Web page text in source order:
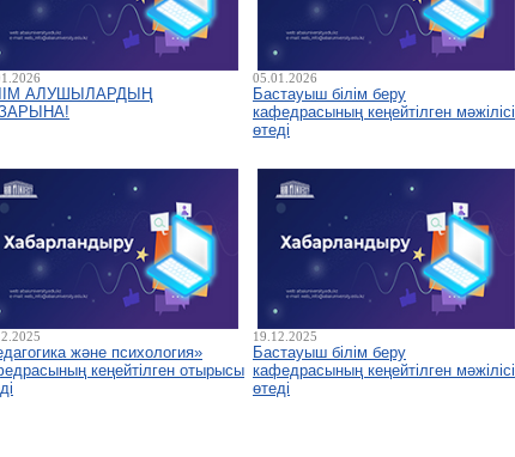
АЛУШЫЛАРДЫҢ
05.01.2026
Бастауыш білім беру
кафедрасының кеңейтілген мәжілісі
өтеді
және психология»
кеңейтілген отырысы
19.12.2025
Бастауыш білім беру
кафедрасының кеңейтілген мәжілісі
өтеді